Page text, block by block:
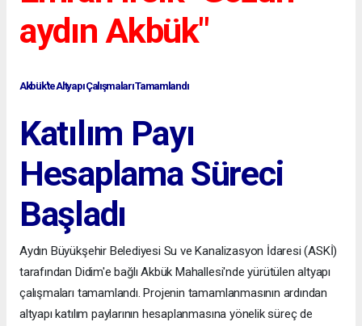
aydın Akbük"
Akbük'te Altyapı Çalışmaları Tamamlandı
Katılım Payı
Hesaplama Süreci
Başladı
Aydın Büyükşehir Belediyesi Su ve Kanalizasyon İdaresi (ASKİ)
tarafından Didim'e bağlı Akbük Mahallesi'nde yürütülen altyapı
çalışmaları tamamlandı. Projenin tamamlanmasının ardından
altyapı katılım paylarının hesaplanmasına yönelik süreç de